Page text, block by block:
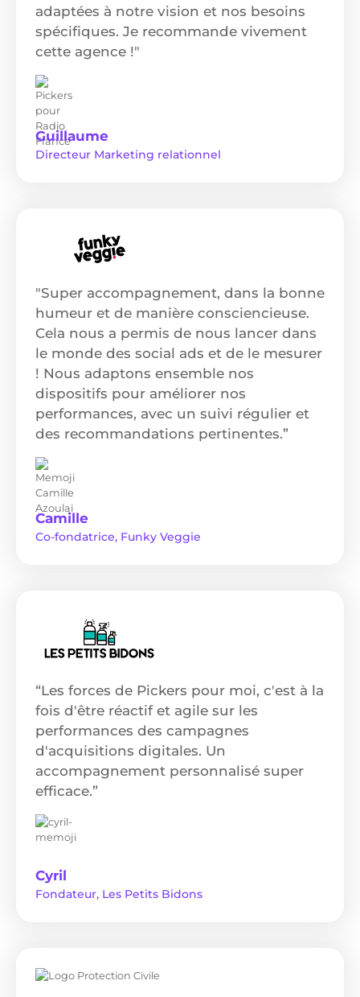
adaptées à notre vision et nos besoins
spécifiques. Je recommande vivement
cette agence !"
Guillaume
Directeur Marketing relationnel
"Super accompagnement, dans la bonne
humeur et de manière consciencieuse.
Cela nous a permis de nous lancer dans
le monde des social ads et de le mesurer
! Nous adaptons ensemble nos
dispositifs pour améliorer nos
performances, avec un suivi régulier et
des recommandations pertinentes.”
Camille
Co-fondatrice, Funky Veggie
“Les forces de Pickers pour moi, c'est à la
fois d'être réactif et agile sur les
performances des campagnes
d'acquisitions digitales. Un
accompagnement personnalisé super
efficace.”
Cyril
Fondateur, Les Petits Bidons